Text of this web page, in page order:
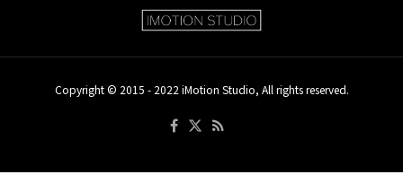
Copyright © 2015 - 2022 iMotion Studio, All rights reserved.